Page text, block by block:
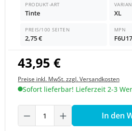
PRODUKT-ART
Tinte XL
PREIS/100 SEITEN
2,75 €
MPN
43,95 €
Preise inkl. MwSt. zzgl. Versandkosten
Sofort lieferbar! Lieferzeit 2-3
Produkt Anzahl: Gib
In den